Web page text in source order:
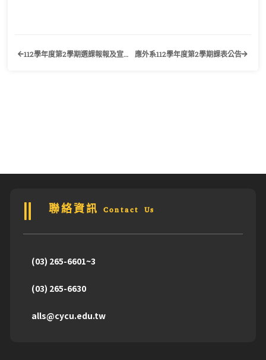
112學年度第2學期選課報報及宣傳海報公告 應外系112學年度第2學期課表公告
聯絡資訊 Contact Us
(03) 265-6601~3
(03) 265-6630
alls@cycu.edu.tw